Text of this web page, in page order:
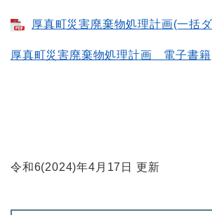
厚真町災害廃棄物処理計画(一括
厚真町災害廃棄物処理計画 電子書籍
令和6(2024)年4月17日 更新